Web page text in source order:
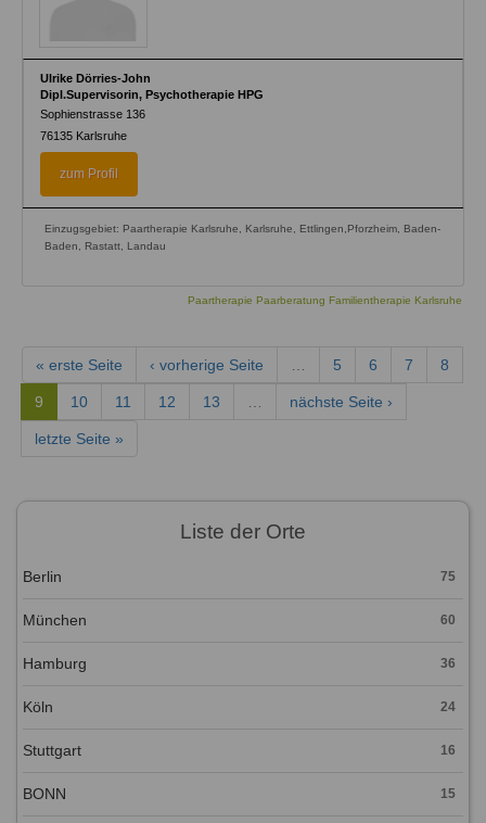
Ulrike Dörries-John
Dipl.Supervisorin, Psychotherapie HPG
Sophienstrasse 136
76135 Karlsruhe
zum Profil
Einzugsgebiet: Paartherapie Karlsruhe, Karlsruhe, Ettlingen,Pforzheim, Baden-
Baden, Rastatt, Landau
Paartherapie Paarberatung Familientherapie Karlsruhe
« erste Seite ‹ vorherige Seite 5 6 7 8
9 10 11 12 13 nächste Seite ›
letzte Seite »
Liste der Orte
Berlin 75
München 60
Hamburg 36
Köln 24
Stuttgart 16
BONN 15